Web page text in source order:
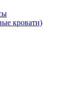
кровати)